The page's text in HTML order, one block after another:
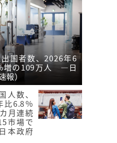
国者数、2026年6
増の109万人 ―日
）
人数、
比6.8％
月連続
市場で
本政府